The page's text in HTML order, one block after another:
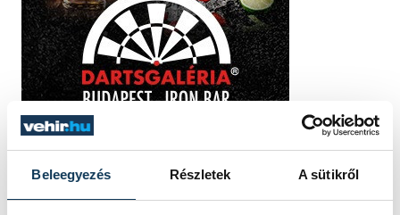
Beleegyezés Részletek A sütikről